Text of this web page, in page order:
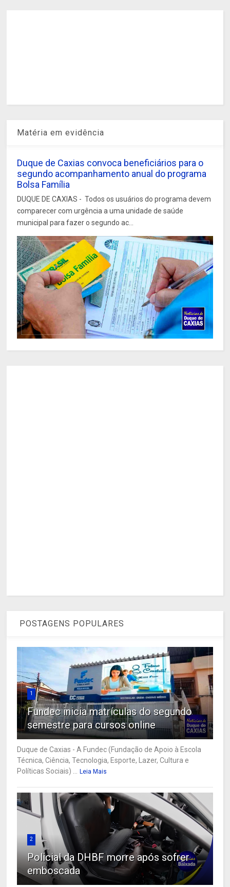
Matéria em evidência
Duque de Caxias convoca beneficiários para o
segundo acompanhamento anual do programa
Bolsa Família
DUQUE DE CAXIAS - Todos os usuários do programa devem
comparecer com urgência a uma unidade de saúde
municipal para fazer o segundo ac...
POSTAGENS POPULARES
1
Fundec inicia matrículas do segundo
semestre para cursos online
Duque de Caxias - A Fundec (Fundação de Apoio à Escola
Técnica, Ciência, Tecnologia, Esporte, Lazer, Cultura e
Políticas Sociais) ...
Leia Mais
2
Policial da DHBF morre após sofrer
emboscada